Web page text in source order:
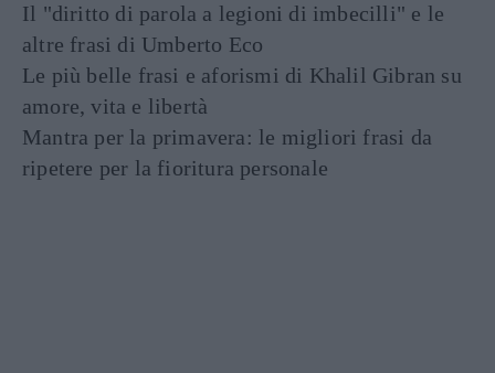
Il "diritto di parola a legioni di imbecilli" e le
altre frasi di Umberto Eco
Le più belle frasi e aforismi di Khalil Gibran su
amore, vita e libertà
Mantra per la primavera: le migliori frasi da
ripetere per la fioritura personale